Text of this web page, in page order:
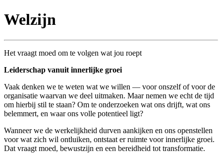
Welzijn
Het vraagt moed om te volgen wat jou roept
Leiderschap vanuit innerlijke groei
Vaak denken we te weten wat we willen — voor onszelf of voor de
organisatie waarvan we deel uitmaken. Maar nemen we echt de tijd
om hierbij stil te staan? Om te onderzoeken wat ons drijft, wat ons
belemmert, en waar ons volle potentieel ligt?
Wanneer we de werkelijkheid durven aankijken en ons openstellen
voor wat zich wil ontluiken, ontstaat er ruimte voor innerlijke groei.
Dat vraagt moed, bewustzijn en een bereidheid tot transformatie.